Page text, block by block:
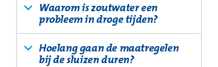
Waarom is zoutwater een
probleem in droge tijden?
Hoelang gaan de maatregelen
bij de sluizen duren?